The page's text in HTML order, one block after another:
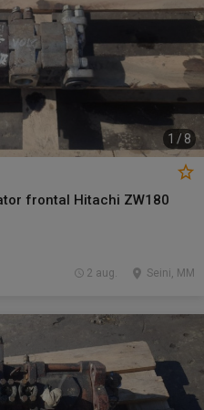
1 / 8
frontal Hitachi ZW180
Seini, MM
2 aug.